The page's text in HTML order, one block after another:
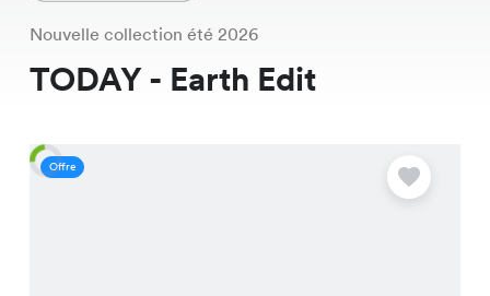
Nouvelle collection été 2026
TODAY - Earth Edit
Offre